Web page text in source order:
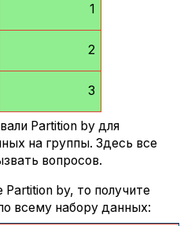
1
2
3
Partition by для
на группы. Здесь все
вопросов.
Partition by, то получите
всему набору данных: